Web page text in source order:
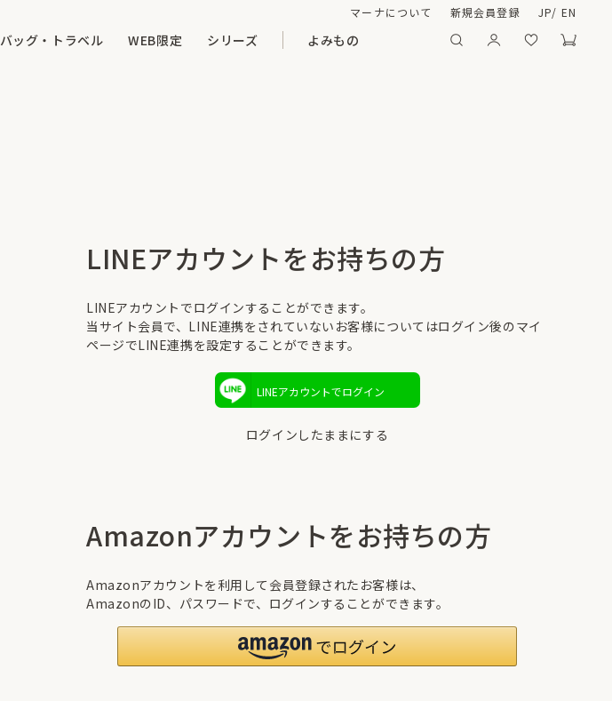
バッグ・トラベル WEB限定 シリーズ よみもの
マーナについて 新規会員登録 JP/ EN
LINEアカウントをお持ちの方
LINEアカウントでログインすることができます。
当サイト会員で、LINE連携をされていないお客様についてはログイン後のマイ
ページでLINE連携を設定することができます。
LINEアカウントでログイン
ログインしたままにする
Amazonアカウントをお持ちの方
Amazonアカウントを利用して会員登録されたお客様は、
AmazonのID、パスワードで、ログインすることができます。